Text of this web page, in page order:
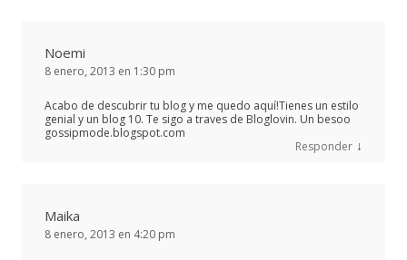
Noemi
8 enero, 2013 en 1:30 pm
Acabo de descubrir tu blog y me quedo aquí!Tienes un estilo
genial y un blog 10. Te sigo a traves de Bloglovin. Un besoo
gossipmode.blogspot.com
Responder ↓
Maika
8 enero, 2013 en 4:20 pm